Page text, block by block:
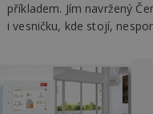
příkladem. Jím navržený
i vesničku, kde stojí,